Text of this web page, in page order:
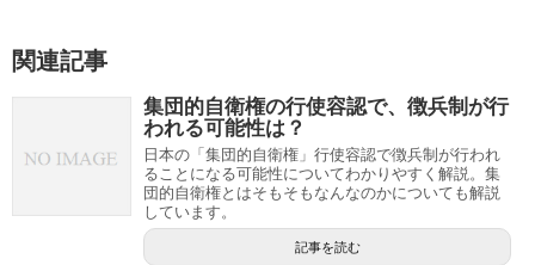
関連記事
集団的自衛権の行使容認で、徴兵制が行
われる可能性は？
日本の「集団的自衛権」行使容認で徴兵制が行われ
ることになる可能性についてわかりやすく解説。集
団的自衛権とはそもそもなんなのかについても解説
しています。
記事を読む